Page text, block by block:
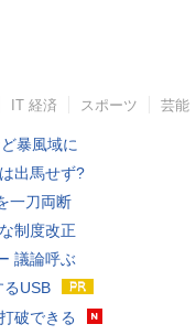
IT 経済 スポーツ 芸能
暴風域に
出馬せず?
一刀両断
制度改正
議論呼ぶ
るUSB
破できる